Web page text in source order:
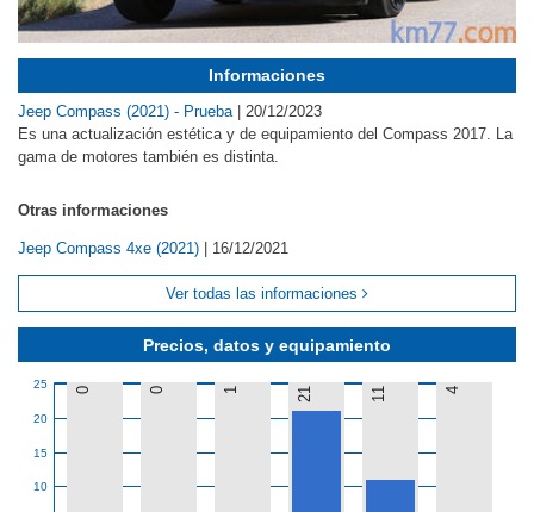
Precios, datos y equipamiento
10
15
20
25 0 0 1 21 11 4
Informaciones
Jeep Compass (2021) - Prueba
20/12/2023
Es una actualización estética y de equipamiento del Compass 2017. La
gama de motores también es distinta.
Otras informaciones
Jeep Compass 4xe (2021) 16/12/2021
Ver todas las informaciones